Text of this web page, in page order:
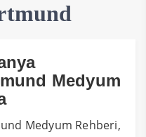
Medyum
Medyum Rehberi,